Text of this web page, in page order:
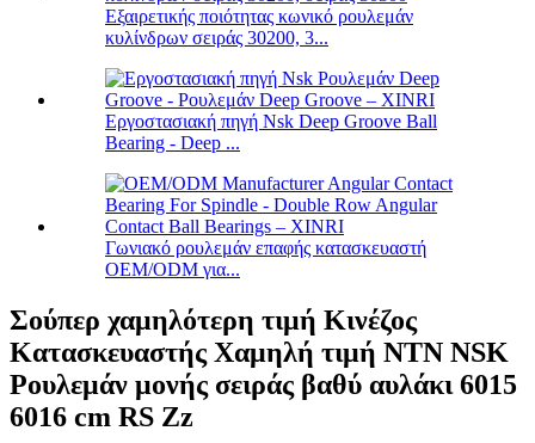
Εξαιρετικής ποιότητας κωνικό ρουλεμάν
κυλίνδρων σειράς 30200, 3...
Εργοστασιακή πηγή Nsk Deep Groove Ball
Bearing - Deep ...
Γωνιακό ρουλεμάν επαφής κατασκευαστή
OEM/ODM για...
Σούπερ χαμηλότερη τιμή Κινέζος
Κατασκευαστής Χαμηλή τιμή NTN NSK
Ρουλεμάν μονής σειράς βαθύ αυλάκι 6015
6016 cm RS Zz